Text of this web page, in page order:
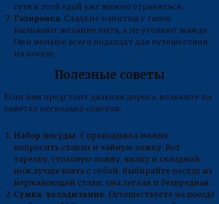
сутки этой едой уже можно отравиться.
Газировка. Сладкие напитки с газом
вызывают желание пить, а не утоляют жажду.
Они меньше всего подходят для путешествия
на поезде.
Полезные советы
Если вам предстоит дальняя дорога, возьмите на
заметку несколько советов:
Набор посуды. У проводника можно
попросить стакан и чайную ложку. Вот
тарелку, столовую ложку, вилку и складной
нож лучше взять с собой. Выбирайте посуду из
нержавеющей стали: она легкая и безвредная.
Сумка-холодильник. Путешествуете на поезде